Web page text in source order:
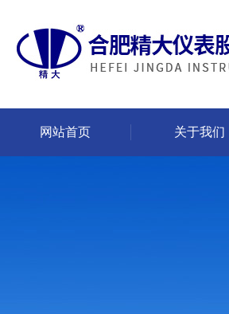
网站首页 关于我们